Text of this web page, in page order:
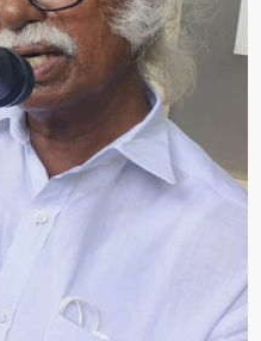
വാർത്തകൾ
തളിപ്പറമ്പ് നഗരസഭ
സെക്രട്ടെറി ഉള്‍പ്പെടെ
19 പേരെ തരംതാഴ്ത്തി
സര്‍ക്കാര്‍ ഉത്തരവ്.
admin3 August 7, 2026